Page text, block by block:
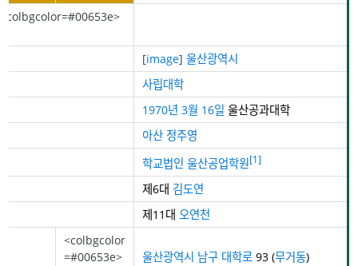
<colbgcolor=#00653e>
[image] 울산광역시
사립대학
1970년 3월 16일 울산공과대학
아산 정주영
학교법인 울산공업학원[1]
제6대 김도연
제11대 오연천
<colbgcolor
=#00653e>
울산광역시 남구 대학로93 (무거동)